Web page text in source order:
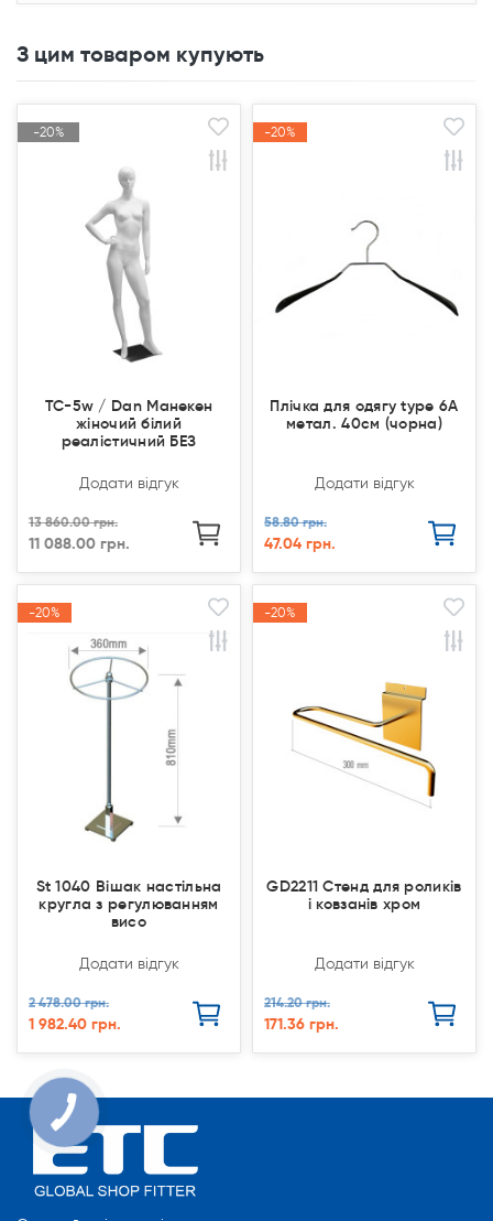
З цим товаром купують
-20%
-20%
TC-5w / Dan Манекен
жіночий білий
реалістичний БЕЗ
Додати відгук
13 860.00 грн.
11 088.00 грн.
-20%
-20%
Плічка для одягу type 6А
метал. 40см (чорна)
Додати відгук
58.80 грн.
47.04 грн.
-20%
-20%
St 1040 Вішак настільна
кругла з регулюванням
висо
Додати відгук
2 478.00 грн.
1 982.40 грн.
-20%
-20%
GD2211 Стенд для роликів
і ковзанів хром
Додати відгук
214.20 грн.
171.36 грн.